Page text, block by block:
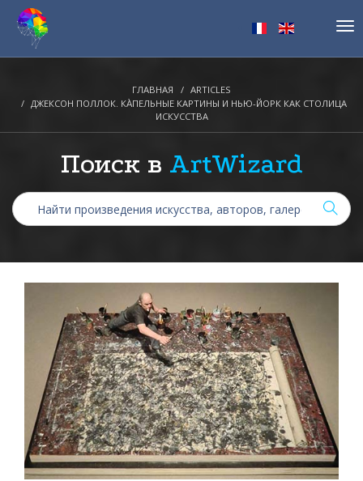
ГЛАВНАЯ
ARTICLES
ДЖЕКСОН ПОЛЛОК. КА̀ПЕЛЬНЫЕ КАРТИНЫ И НЬЮ-ЙОРК КАК СТОЛИЦА
ИСКУССТВА
Поиск в ArtWizard